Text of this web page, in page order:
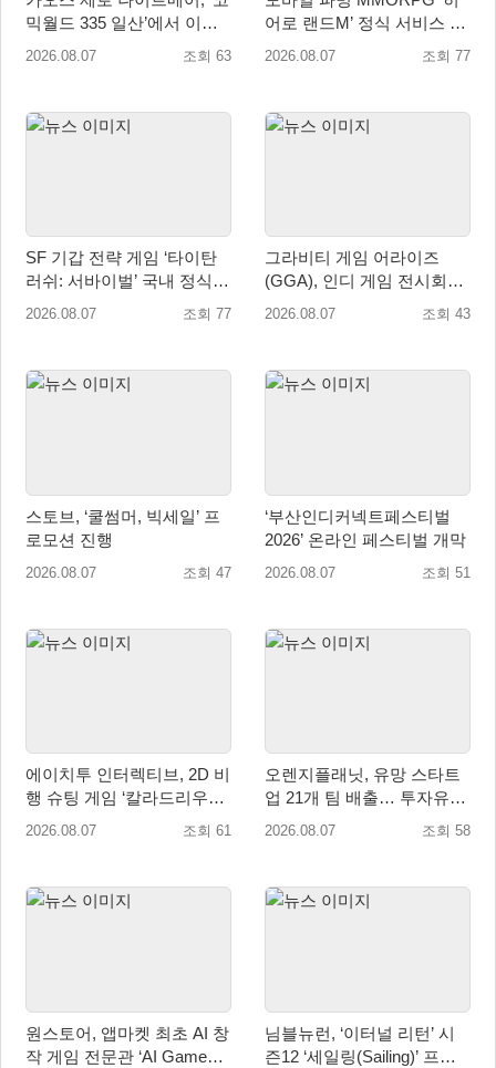
믹월드 335 일산’에서 이용
자 소통 예고
2026.08.07 조회 63
어로 랜드M’ 정식 서비스 돌
입
2026.08.07 조회 77
SF 기갑 전략 게임 ‘타이탄
러쉬: 서바이벌’ 국내 정식
출시
2026.08.07 조회 77
그라비티 게임 어라이즈
(GGA), 인디 게임 전시회
‘도쿄 게임 던전 13’ 참가!
2026.08.07 조회 43
스토브, ‘쿨썸머, 빅세일’ 프
로모션 진행
2026.08.07 조회 47
‘부산인디커넥트페스티벌
2026’ 온라인 페스티벌 개막
2026.08.07 조회 51
에이치투 인터렉티브, 2D 비
행 슈팅 게임 ‘칼라드리우스
2/다크 엘레멘트’ 올 겨울 전
2026.08.07 조회 61
오렌지플래닛, 유망 스타트
업 21개 팀 배출… 투자유치∙
매출성장 성과 눈길
2026.08.07 조회 58
원스토어, 앱마켓 최초 AI 창
작 게임 전문관 ‘AI Games’
님블뉴런, ‘이터널 리턴’ 시
즌12 ‘세일링(Sailing)’ 프리